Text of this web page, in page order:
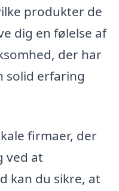
produkter de
dig en følelse af
der har
solid erfaring
firmaer, der
ved at
kan du sikre, at